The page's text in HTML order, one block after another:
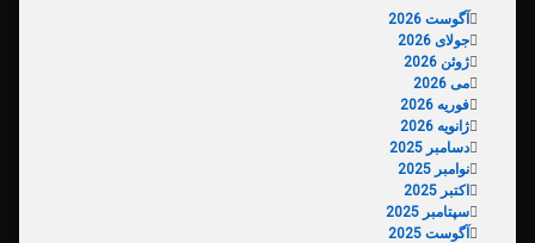
آگوست 2026
جولای 2026
ژوئن 2026
می 2026
فوریه 2026
ژانویه 2026
دسامبر 2025
نوامبر 2025
اکتبر 2025
سپتامبر 2025
آگوست 2025